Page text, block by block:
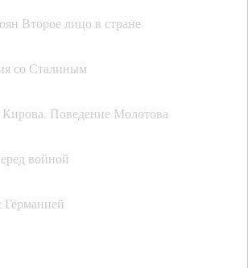
Второе лицо в стране
со Сталиным
Поведение Молотова
войной
Германией